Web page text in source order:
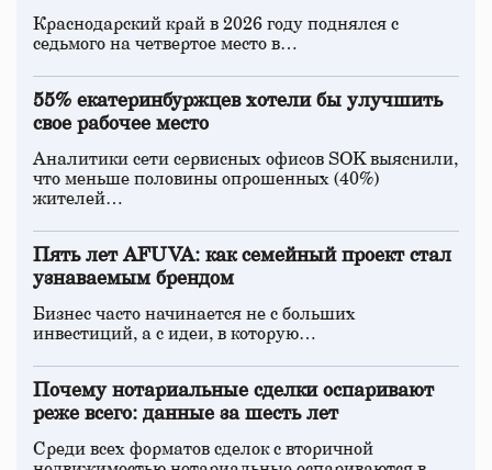
Краснодарский край в 2026 году поднялся с
седьмого на четвертое место в…
55% екатеринбуржцев хотели бы улучшить
свое рабочее место
Аналитики сети сервисных офисов SOK выяснили,
что меньше половины опрошенных (40%)
жителей…
Пять лет AFUVA: как семейный проект стал
узнаваемым брендом
Бизнес часто начинается не с больших
инвестиций, а с идеи, в которую…
Почему нотариальные сделки оспаривают
реже всего: данные за шесть лет
Среди всех форматов сделок с вторичной